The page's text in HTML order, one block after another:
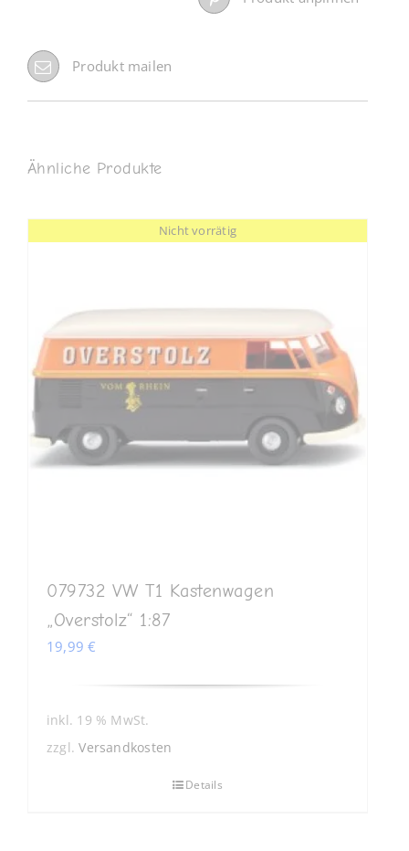
Produkt mailen
Ähnliche Produkte
Nicht vorrätig
079732 VW T1 Kastenwagen
„Overstolz“ 1:87
19,99€
inkl. 19 % MwSt.
zzgl.Versandkosten
Details